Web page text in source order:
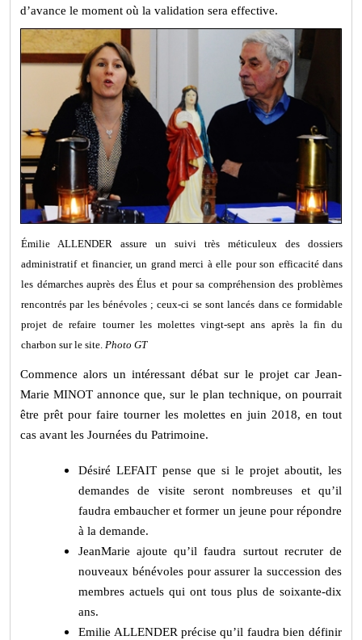
d’avance le moment où la validation sera effective.
Émilie ALLENDER assure un suivi très méticuleux des dossiers
administratif et financier, un grand merci à elle pour son efficacité dans
les démarches auprès des Élus et pour sa compréhension des problèmes
rencontrés par les bénévoles ; ceux-ci se sont lancés dans ce formidable
projet de refaire tourner les molettes vingt-sept ans après la fin du
charbon sur le site.Photo GT
Commence alors un intéressant débat sur le projet car Jean-
Marie MINOT annonce que, sur le plan technique, on pourrait
être prêt pour faire tourner les molettes en juin 2018, en tout
cas avant les Journées du Patrimoine.
Désiré LEFAIT pense que si le projet aboutit, les
demandes de visite seront nombreuses et qu’il
faudra embaucher et former un jeune pour répondre
à la demande.
JeanMarie ajoute qu’il faudra surtout recruter de
nouveaux bénévoles pour assurer la succession des
membres actuels qui ont tous plus de soixante-dix
ans.
Emilie ALLENDER précise qu’il faudra bien définir